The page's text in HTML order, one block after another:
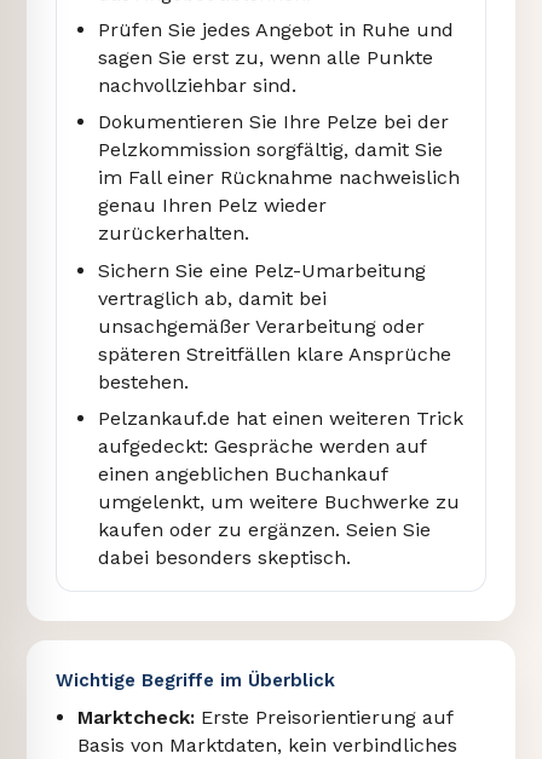
Prüfen Sie jedes Angebot in Ruhe und
sagen Sie erst zu, wenn alle Punkte
nachvollziehbar sind.
Dokumentieren Sie Ihre Pelze bei der
Pelzkommission sorgfältig, damit Sie
im Fall einer Rücknahme nachweislich
genau Ihren Pelz wieder
zurückerhalten.
Sichern Sie eine Pelz-Umarbeitung
vertraglich ab, damit bei
unsachgemäßer Verarbeitung oder
späteren Streitfällen klare Ansprüche
bestehen.
Pelzankauf.de hat einen weiteren Trick
aufgedeckt: Gespräche werden auf
einen angeblichen Buchankauf
umgelenkt, um weitere Buchwerke zu
kaufen oder zu ergänzen. Seien Sie
dabei besonders skeptisch.
Wichtige Begriffe im Überblick
Marktcheck: Erste Preisorientierung auf
Basis von Marktdaten, kein verbindliches